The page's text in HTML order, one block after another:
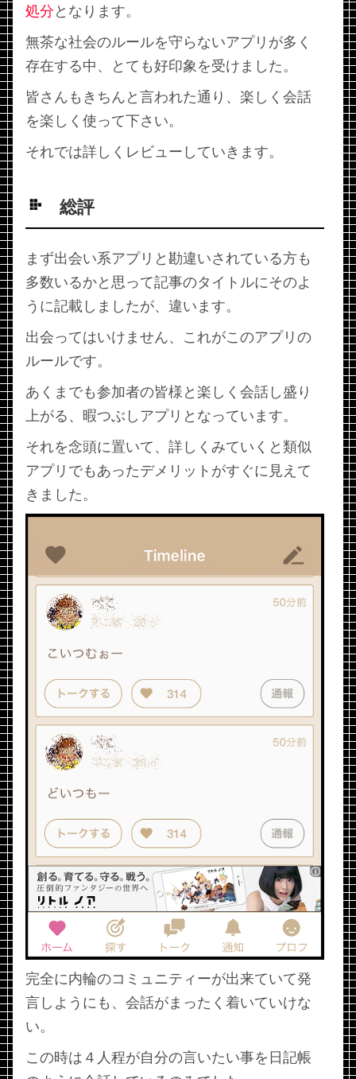
処分 となります。
無茶な社会のルールを守らないアプリが多く
存在する中、とても好印象を受けました。
皆さんもきちんと言われた通り、楽しく会話
を楽しく使って下さい。
それでは詳しくレビューしていきます。
総評
まず出会い系アプリと勘違いされている方も
多数いるかと思って記事のタイトルにそのよ
うに記載しましたが、違います。
出会ってはいけません、これがこのアプリの
ルールです。
あくまでも参加者の皆様と楽しく会話し盛り
上がる、暇つぶしアプリとなっています。
それを念頭に置いて、詳しくみていくと類似
アプリでもあったデメリットがすぐに見えて
きました。
完全に内輪のコミュニティーが出来ていて発
言しようにも、会話がまったく着いていけな
い。
この時は４人程が自分の言いたい事を日記帳